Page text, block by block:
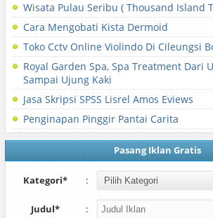
Wisata Pulau Seribu ( Thousand Island
Cara Mengobati Kista Dermoid
Toko Cctv Online Violindo Di Cileungsi
Royal Garden Spa, Spa Treatment Dari
Sampai Ujung Kaki
Jasa Skripsi SPSS Lisrel Amos Eviews
Penginapan Pinggir Pantai Carita
Pasang Iklan Gratis
Kategori* :
Judul* :